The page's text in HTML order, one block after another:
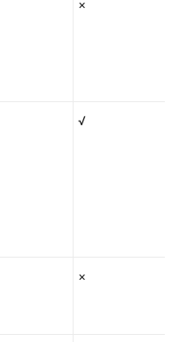
×
√
×